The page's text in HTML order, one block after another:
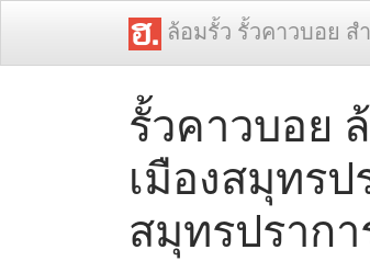
ล้อมรั้ว รั้วคาวบอย ส
รั้วคาวบอย
เมืองสมุทรป
สมุทรปรากา